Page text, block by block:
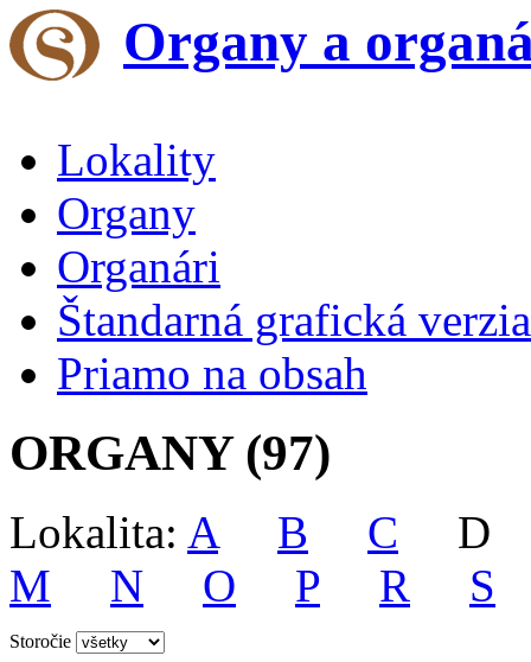
Organy a
Lokality
Organy
Organári
Štandarná grafická verzia
Priamo na obsah
ORGANY (97)
Lokalita: A B C
M
N O P R S
Storočie